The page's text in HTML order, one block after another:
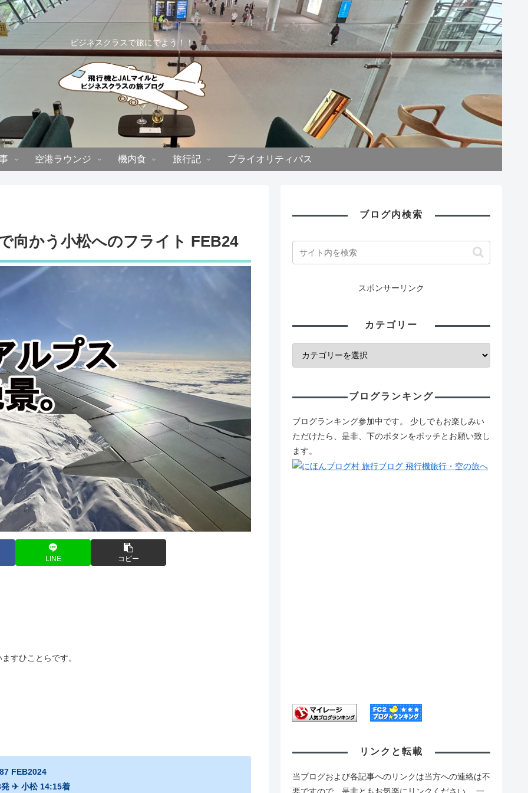
ビジネスクラスで旅にでよう！！
空港ラウンジ 機内食 旅行記 プライオリティパス
向かう小松へのフライト FEB24
LINE コピー
すひことらです。
FEB2024
✈ 小松 14:15着
ブログ内検索
スポンサーリンク
カテゴリー
ブログランキング
ブログランキング参加中です。 少しでもお楽しみい
ただけたら、是非、下のボタンをポッチとお願い致し
ます。
リンクと転載
当ブログおよび各記事へのリンクは当方への連絡は不
要ですので、是非ともお気楽にリンクください。 一